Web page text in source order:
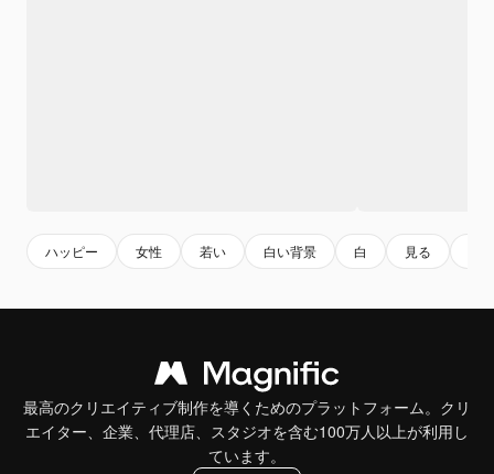
ハッピー 女性 若い 白い背景 白 見る
最高のクリエイティブ制作を導くためのプラットフォーム。クリ
エイター、企業、代理店、スタジオを含む100万人以上が利用し
ています。